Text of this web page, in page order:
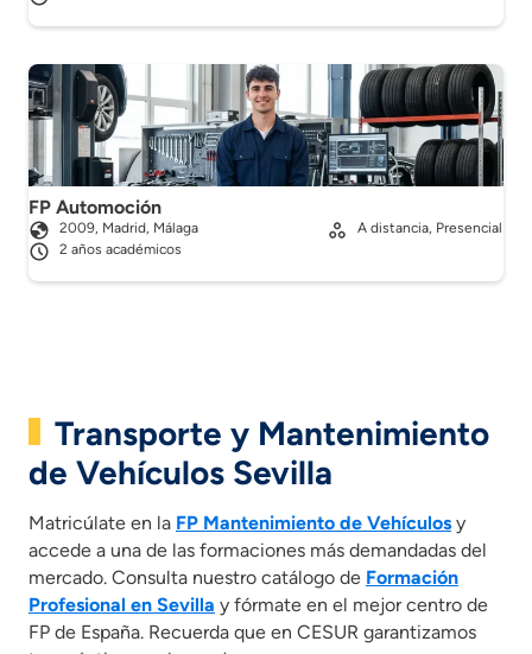
FP Automoción
2009, Madrid, Málaga
2 años académicos
A distancia, Presencial
Transporte y Mantenimiento
de Vehículos Sevilla
Matricúlate en la FP Mantenimiento de Vehículos y
accede a una de las formaciones más demandadas del
mercado. Consulta nuestro catálogo de Formación
Profesional en Sevilla y fórmate en el mejor centro de
FP de España. Recuerda que en CESUR garantizamos